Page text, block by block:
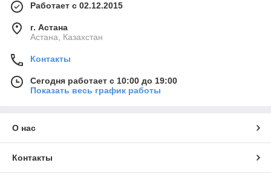
Работает с 02.12.2015
г. Астана
Астана, Казахстан
Контакты
Сегодня работает с 10:00 до 19:00
Показать весь график работы
О нас
Контакты